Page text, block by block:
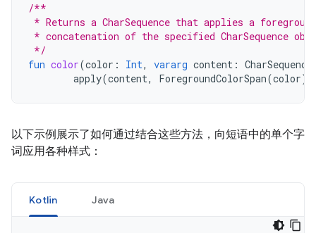
/**
* Returns a CharSequence that applies a
* concatenation of the specified CharSequence
*/
fun color(color : Int, vararg content : CharSequence
apply(content, ForegroundColorSpan(color))
以下示例展示了如何通过结合这些方法，向短语中的单个字
词应用各种样式：
Kotlin Java